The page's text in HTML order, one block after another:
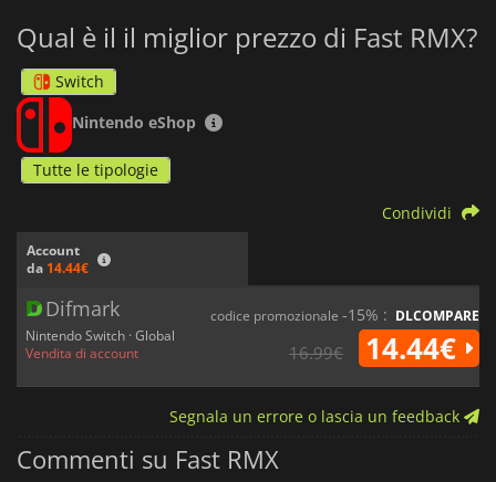
Qual è il il miglior prezzo di Fast RMX?
Switch
Nintendo eShop
Tutte le tipologie
Account
da 14.44€
Condividi
Difmark
Nintendo Switch · Global
Vendita di account
codice promozionale -15% : DLCOMPARE
16.99€ 14.44€
Segnala un errore o lascia un feedback
Commenti su Fast RMX